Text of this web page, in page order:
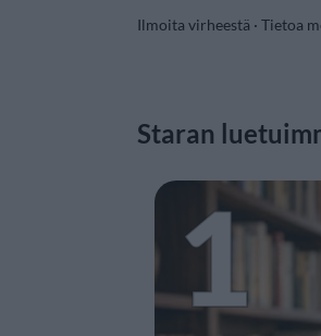
Ilmoita virheestä · Tietoa
Staran
1